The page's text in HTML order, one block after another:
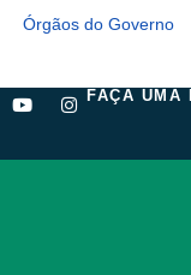
Órgãos do Governo
Y
o
I
n
FAÇA UMA